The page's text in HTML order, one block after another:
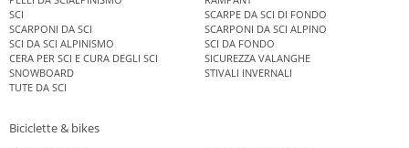
SCI
SCARPE DA SCI DI FONDO
SCARPONI DA SCI
SCARPONI DA SCI ALPINO
SCI DA SCI ALPINISMO
SCI DA FONDO
CERA PER SCI E CURA DEGLI SCI
SICUREZZA VALANGHE
SNOWBOARD
STIVALI INVERNALI
TUTE DA SCI
Biciclette & bikes